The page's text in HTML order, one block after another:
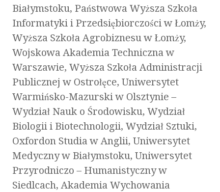
Białymstoku, Państwowa Wyższa Szkoła
Informatyki i Przedsiębiorczości w Łomży,
Wyższa Szkoła Agrobiznesu w Łomży,
Wojskowa Akademia Techniczna w
Warszawie, Wyższa Szkoła Administracji
Publicznej w Ostrołęce, Uniwersytet
Warmińsko-Mazurski w Olsztynie –
Wydział Nauk o Środowisku, Wydział
Biologii i Biotechnologii, Wydział Sztuki,
Oxfordon Studia w Anglii, Uniwersytet
Medyczny w Białymstoku, Uniwersytet
Przyrodniczo – Humanistyczny w
Siedlcach, Akademia Wychowania